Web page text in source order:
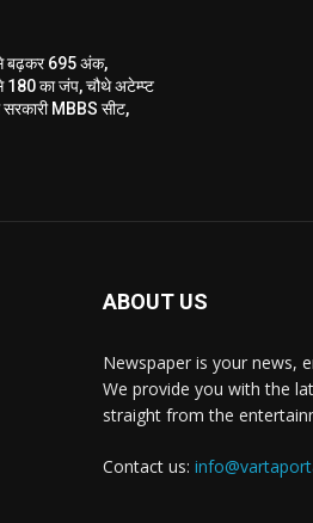
बढ़कर 695 अंक,
180 का जंप, चौथे अटेम्प्ट
सरकारी MBBS सीट,
ABOUT US
Newspaper is your news,
We provide you with the
straight from the
Contact us: